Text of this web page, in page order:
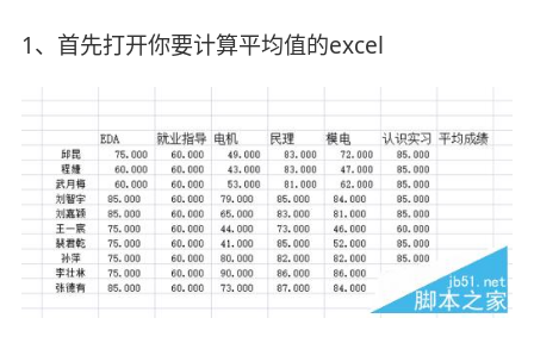
1、首先打开你要计算平均值的excel